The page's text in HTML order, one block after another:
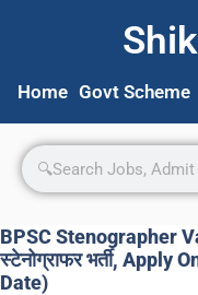
Home Govt Scheme
BPSC Stenographer
स्टेनोग्राफर भर्ती,
Date)